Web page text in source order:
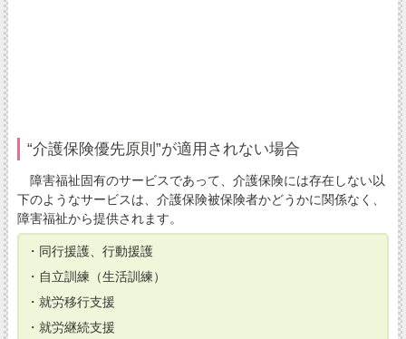
“介護保険優先原則”が適用されない場合
障害福祉固有のサービスであって、介護保険には存在しない以
下のようなサービスは、介護保険被保険者かどうかに関係なく、
障害福祉から提供されます。
・同行援護、行動援護
・自立訓練（生活訓練）
・就労移行支援
・就労継続支援